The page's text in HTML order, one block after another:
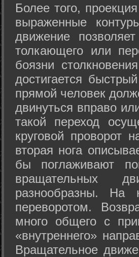
Более того,
выраженные
движение
толкающего или
боязни
достигается
прямой человек
двинуться вправо
такой переход
круговой проворот
вторая нога
бы поглаживают
вращательных
разнообразны.
переворотом.
много общего с
«внутреннего»
Вращательное